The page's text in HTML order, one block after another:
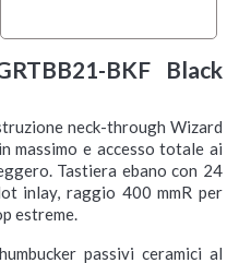
BKF Black
neck-through Wizard
massimo e accesso totale ai
Tastiera ebano con 24
inlay, raggio 400 mmR per
estreme.
passivi ceramici al